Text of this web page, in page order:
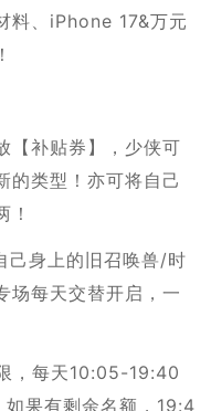
料、iPhone 17&万元
【补贴券】，少侠可
的类型！亦可将自己
！
己身上的旧召唤兽/时
场每天交替开启，一
，每天10:05-19:40
果有剩余名额，19:4